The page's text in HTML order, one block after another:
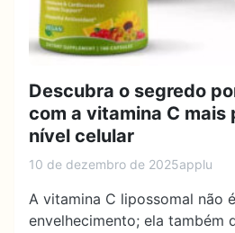
Descubra o segredo
com a vitamina C
nível celular
10 de dezembro de 2025applu
A vitamina C lipossomal não
envelhecimento; ela também